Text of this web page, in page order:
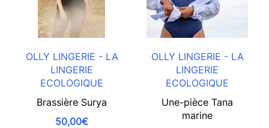
OLLY LINGERIE - LA
LINGERIE
ECOLOGIQUE
Brassière Surya
50,00€
OLLY LINGERIE - LA
LINGERIE
ECOLOGIQUE
Une-pièce Tana
marine